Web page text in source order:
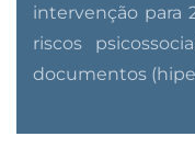
intervenção para
riscos
documentos